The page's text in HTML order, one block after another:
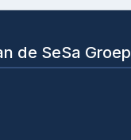
de SeSa Groep